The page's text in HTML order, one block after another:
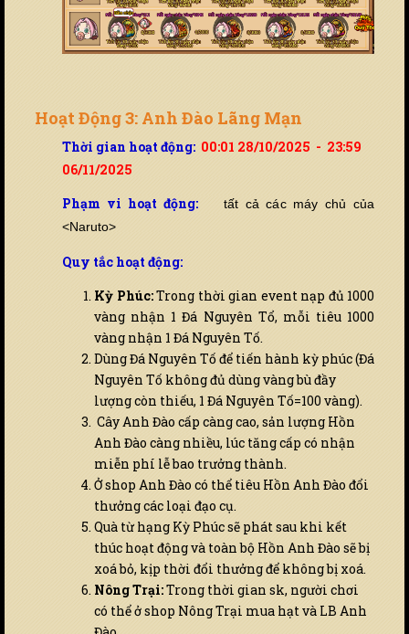
Hoạt Động 3: Anh Đào Lãng Mạn
Thời gian hoạt động: 00:01 28/10/2025 - 23:59
06/11/2025
Phạm vi hoạt động:
tất cả các máy chủ của
<Naruto>
Quy tắc hoạt động:
Kỳ Phúc:Trong thời gian event nạp đủ 1000
vàng nhận 1 Đá Nguyên Tổ, mỗi tiêu 1000
vàng nhận 1 Đá Nguyên Tố.
Dùng Đá Nguyên Tố để tiến hành kỳ phúc (Đá
Nguyên Tố không đủ dùng vàng bù đầy
lượng còn thiếu, 1 Đá Nguyên Tố=100 vàng).
Cây Anh Đào cấp càng cao, sản lượng Hồn
Anh Đào càng nhiều, lúc tăng cấp có nhận
miễn phí lễ bao trưởng thành.
Ở shop Anh Đào có thể tiêu Hồn Anh Đào đổi
thưởng các loại đạo cụ.
Quà từ hạng Kỳ Phúc sẽ phát sau khi kết
thúc hoạt động và toàn bộ Hồn Anh Đào sẽ bị
xoá bỏ, kịp thời đổi thưởng để không bị xoá.
Nông Trại:Trong thời gian sk, người chơi
có thể ở shop Nông Trại mua hạt và LB Anh